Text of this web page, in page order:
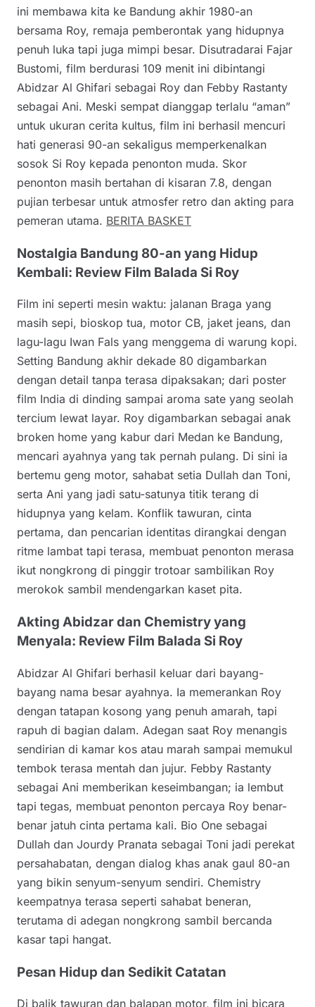
ini membawa kita ke Bandung akhir 1980-an
bersama Roy, remaja pemberontak yang hidupnya
penuh luka tapi juga mimpi besar. Disutradarai Fajar
Bustomi, film berdurasi 109 menit ini dibintangi
Abidzar Al Ghifari sebagai Roy dan Febby Rastanty
sebagai Ani. Meski sempat dianggap terlalu “aman”
untuk ukuran cerita kultus, film ini berhasil mencuri
hati generasi 90-an sekaligus memperkenalkan
sosok Si Roy kepada penonton muda. Skor
penonton masih bertahan di kisaran 7.8, dengan
pujian terbesar untuk atmosfer retro dan akting para
pemeran utama. BERITA BASKET
Nostalgia Bandung 80-an yang Hidup
Kembali: Review Film Balada Si Roy
Film ini seperti mesin waktu: jalanan Braga yang
masih sepi, bioskop tua, motor CB, jaket jeans, dan
lagu-lagu Iwan Fals yang menggema di warung kopi.
Setting Bandung akhir dekade 80 digambarkan
dengan detail tanpa terasa dipaksakan; dari poster
film India di dinding sampai aroma sate yang seolah
tercium lewat layar. Roy digambarkan sebagai anak
broken home yang kabur dari Medan ke Bandung,
mencari ayahnya yang tak pernah pulang. Di sini ia
bertemu geng motor, sahabat setia Dullah dan Toni,
serta Ani yang jadi satu-satunya titik terang di
hidupnya yang kelam. Konflik tawuran, cinta
pertama, dan pencarian identitas dirangkai dengan
ritme lambat tapi terasa, membuat penonton merasa
ikut nongkrong di pinggir trotoar sambilikan Roy
merokok sambil mendengarkan kaset pita.
Akting Abidzar dan Chemistry yang
Menyala: Review Film Balada Si Roy
Abidzar Al Ghifari berhasil keluar dari bayang-
bayang nama besar ayahnya. Ia memerankan Roy
dengan tatapan kosong yang penuh amarah, tapi
rapuh di bagian dalam. Adegan saat Roy menangis
sendirian di kamar kos atau marah sampai memukul
tembok terasa mentah dan jujur. Febby Rastanty
sebagai Ani memberikan keseimbangan; ia lembut
tapi tegas, membuat penonton percaya Roy benar-
benar jatuh cinta pertama kali. Bio One sebagai
Dullah dan Jourdy Pranata sebagai Toni jadi perekat
persahabatan, dengan dialog khas anak gaul 80-an
yang bikin senyum-senyum sendiri. Chemistry
keempatnya terasa seperti sahabat beneran,
terutama di adegan nongkrong sambil bercanda
kasar tapi hangat.
Pesan Hidup dan Sedikit Catatan
Di balik tawuran dan balapan motor, film ini bicara